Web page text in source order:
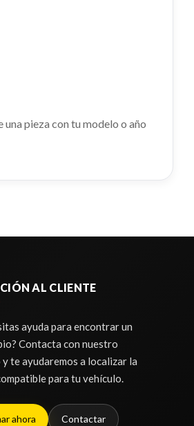
pieza con tu modelo o año
AL CLIENTE
ayuda para encontrar un
Contacta con nuestro
y te ayudaremos a localizar la
para tu vehículo.
ahora Contactar